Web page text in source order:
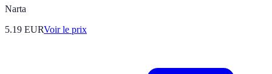
Narta
5.19 EURVoir le prix